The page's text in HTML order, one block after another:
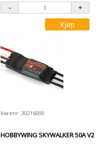
Kjøp
Varenr: 30216000
HOBBYWING SKYWALKER 50A V2